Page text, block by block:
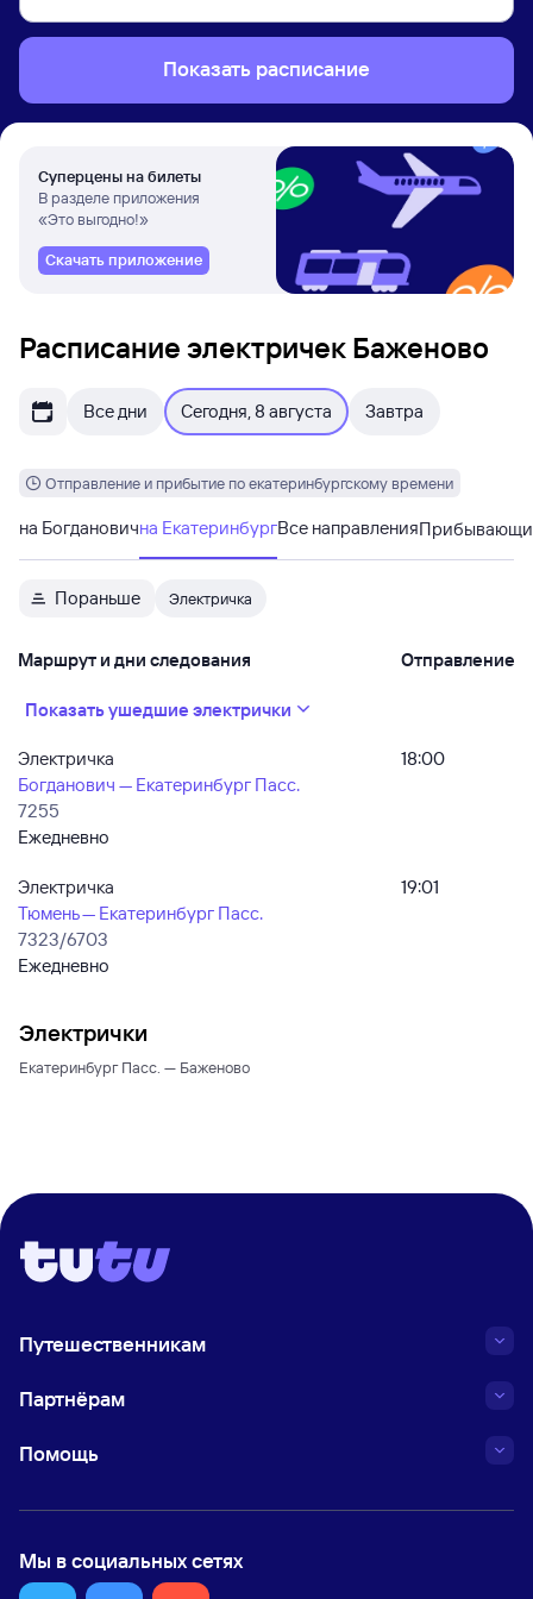
Показать расписание
Суперцены на билеты
В разделе приложения
«Это выгодно!»
Скачать приложение
Расписание электричек Баженово
Все дни Сегодня, 8 августа Завтра
Отправление и прибытие по екатеринбургскому времени
на Богдановична ЕкатеринбургВсе направления
Пораньше Электричка
Маршрут и дни следования Отправление
Показать ушедшие электрички
Электричка
Богданович — Екатеринбург Пасс.
7255
Ежедневно
18:00
Электричка
Тюмень — Екатеринбург Пасс.
7323/6703
Ежедневно
19:01
Электрички
Екатеринбург Пасс. — Баженово
Путешественникам
Партнёрам
Помощь
Мы в социальных сетях